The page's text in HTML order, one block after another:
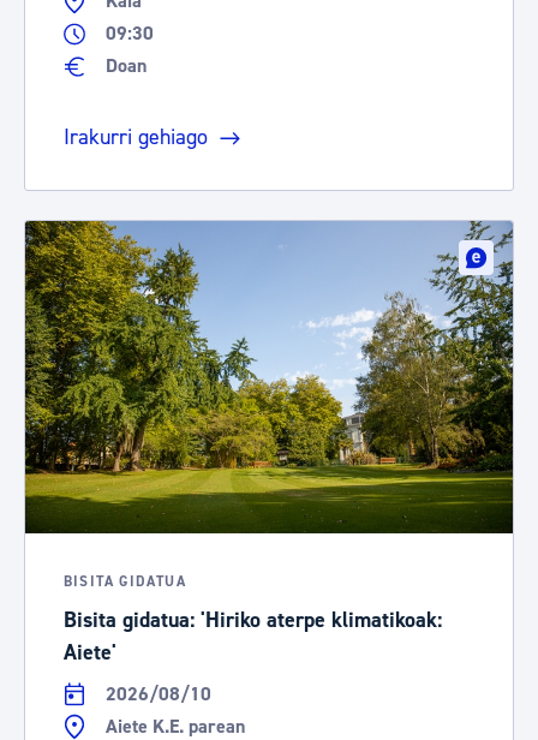
09:30
Doan
Irakurri gehiago
BISITA GIDATUA
Bisita gidatua: 'Hiriko aterpe klimatikoak:
Aiete'
2026/08/10
Aiete K.E. parean